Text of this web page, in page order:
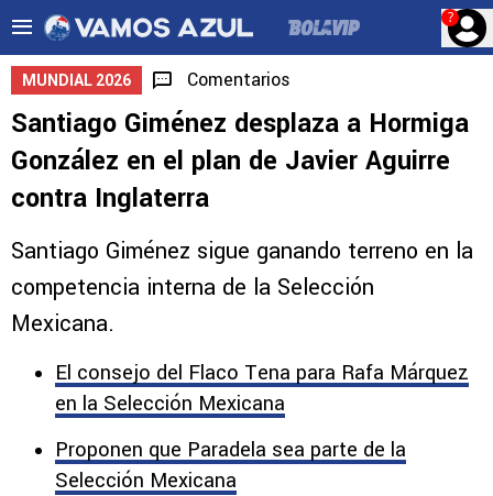
?
MUNDIAL 2026 Comentarios
Santiago Giménez desplaza a Hormiga
González en el plan de Javier Aguirre
contra Inglaterra
Santiago Giménez sigue ganando terreno en la
competencia interna de la Selección
Mexicana.
El consejo del Flaco Tena para Rafa Márquez
en la Selección Mexicana
Proponen que Paradela sea parte de la
Selección Mexicana